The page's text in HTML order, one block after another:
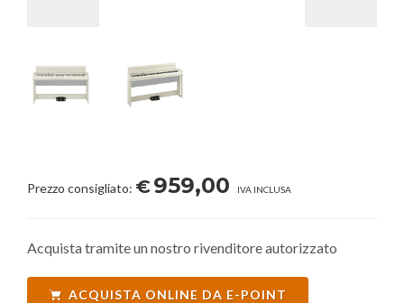
Prezzo consigliato: €959,00 IVA INCLUSA
Acquista tramite un nostro rivenditore autorizzato
ACQUISTA ONLINE DA E-POINT